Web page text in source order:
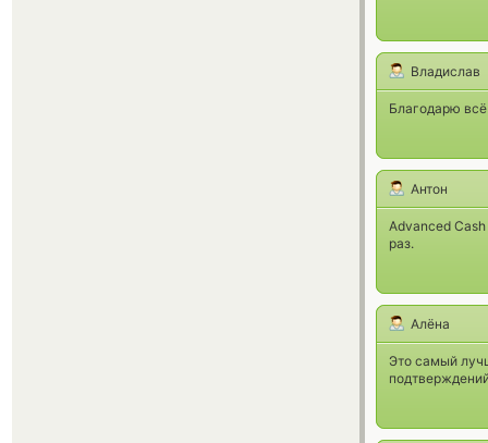
Владислав
Благодарю
Антон
Advanced
раз.
Алёна
Это самый